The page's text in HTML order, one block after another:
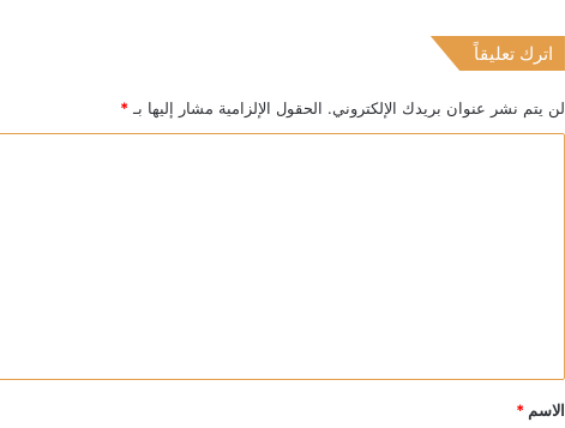
منذ 5 ساعات
اترك تعليقاً
لن يتم نشر عنوان بريدك الإلكتروني. الحقول الإلزامية مشار إليها بـ *
*
الاسم *